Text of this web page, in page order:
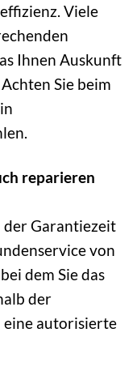
Viele
Ihnen Auskunft
Sie beim
reparieren
der Garantiezeit
von
dem Sie das
der
eine autorisierte